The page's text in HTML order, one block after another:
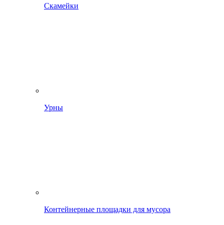
Скамейки
Урны
Контейнерные площадки для мусора